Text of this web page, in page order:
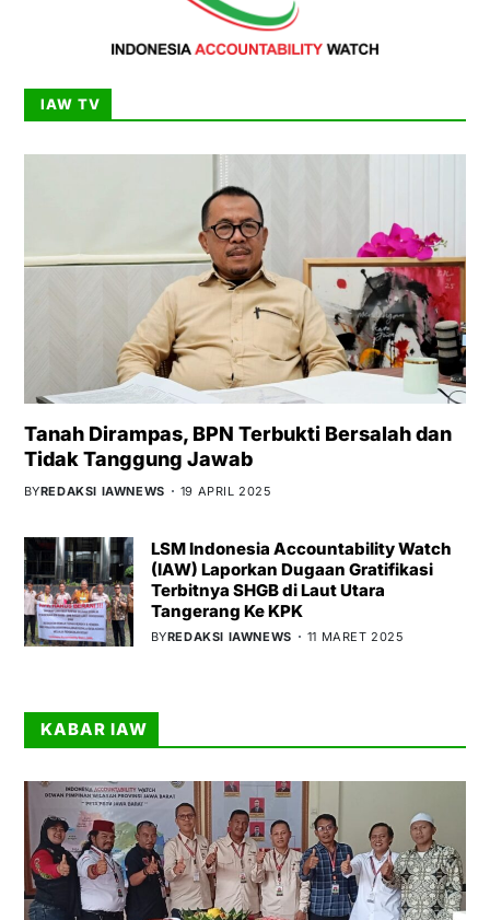
IAW TV
Tanah Dirampas, BPN Terbukti Bersalah dan
Tidak Tanggung Jawab
BYREDAKSI IAWNEWS 19 APRIL 2025
LSM Indonesia Accountability Watch
(IAW) Laporkan Dugaan Gratifikasi
Terbitnya SHGB di Laut Utara
Tangerang Ke KPK
BYREDAKSI IAWNEWS 11 MARET 2025
KABAR IAW